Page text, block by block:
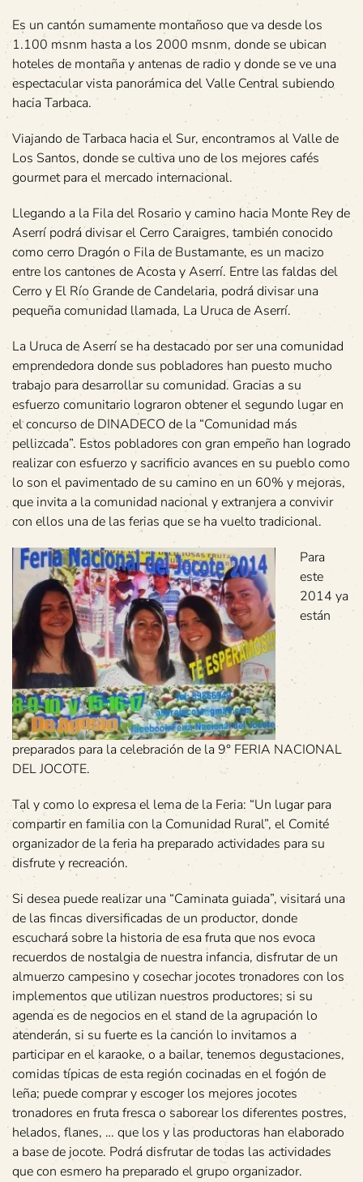
Es un cantón sumamente montañoso que va desde los
1.100 msnm hasta a los 2000 msnm, donde se ubican
hoteles de montaña y antenas de radio y donde se ve una
espectacular vista panorámica del Valle Central subiendo
hacia Tarbaca.
Viajando de Tarbaca hacia el Sur, encontramos al Valle de
Los Santos, donde se cultiva uno de los mejores cafés
gourmet para el mercado internacional.
Llegando a la Fila del Rosario y camino hacia Monte Rey de
Aserrí podrá divisar el Cerro Caraigres, también conocido
como cerro Dragón o Fila de Bustamante, es un macizo
entre los cantones de Acosta y Aserrí. Entre las faldas del
Cerro y El Río Grande de Candelaria, podrá divisar una
pequeña comunidad llamada, La Uruca de Aserrí.
La Uruca de Aserrí se ha destacado por ser una comunidad
emprendedora donde sus pobladores han puesto mucho
trabajo para desarrollar su comunidad. Gracias a su
esfuerzo comunitario lograron obtener el segundo lugar en
el concurso de DINADECO de la “Comunidad más
pellizcada”. Estos pobladores con gran empeño han logrado
realizar con esfuerzo y sacrificio avances en su pueblo como
lo son el pavimentado de su camino en un 60% y mejoras,
que invita a la comunidad nacional y extranjera a convivir
con ellos una de las ferias que se ha vuelto tradicional.
Para
este
2014 ya
están
preparados para la celebración de la 9° FERIA NACIONAL
DEL JOCOTE.
Tal y como lo expresa el lema de la Feria: “Un lugar para
compartir en familia con la Comunidad Rural”, el Comité
organizador de la feria ha preparado actividades para su
disfrute y recreación.
Si desea puede realizar una “Caminata guiada”, visitará una
de las fincas diversificadas de un productor, donde
escuchará sobre la historia de esa fruta que nos evoca
recuerdos de nostalgia de nuestra infancia, disfrutar de un
almuerzo campesino y cosechar jocotes tronadores con los
implementos que utilizan nuestros productores; si su
agenda es de negocios en el stand de la agrupación lo
atenderán, si su fuerte es la canción lo invitamos a
participar en el karaoke, o a bailar, tenemos degustaciones,
comidas típicas de esta región cocinadas en el fogón de
leña; puede comprar y escoger los mejores jocotes
tronadores en fruta fresca o saborear los diferentes postres,
helados, flanes, … que los y las productoras han elaborado
a base de jocote. Podrá disfrutar de todas las actividades
que con esmero ha preparado el grupo organizador.